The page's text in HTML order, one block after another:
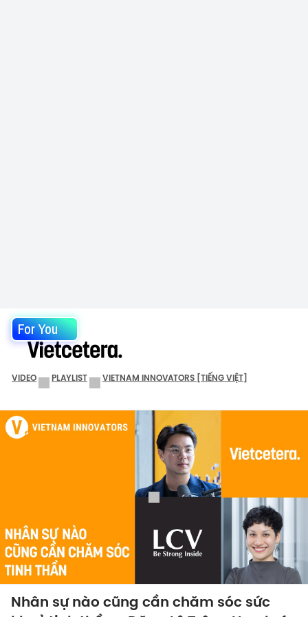
For You
VIDEO PLAYLIST VIETNAM INNOVATORS [TIẾNG VIỆT]
Nhân sự nào cũng cần chăm sóc sức